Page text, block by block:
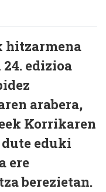
hitzarmena
edizioa
arabera,
Korrikaren
eduki
ere
berezietan.